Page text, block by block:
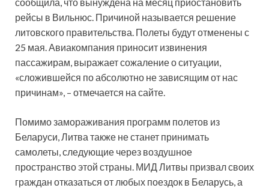
рейсы в Вильнюс. Причиной называется решение
литовского правительства. Полеты будут отменены с
25 мая. Авиакомпания приносит извинения
пассажирам, выражает сожаление о ситуации,
«сложившейся по абсолютно не зависящим от нас
причинам», – отмечается на сайте.
Помимо замораживания программ полетов из
Беларуси, Литва также не станет принимать
самолеты, следующие через воздушное
пространство этой страны. МИД Литвы призвал своих
граждан отказаться от любых поездок в Беларусь, а